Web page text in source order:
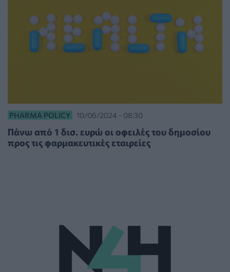
PHARMA POLICY 10/06/2024 - 08:30
Πάνω από 1 δισ. ευρώ οι οφειλές του δημοσίου
προς τις φαρμακευτικές εταιρείες